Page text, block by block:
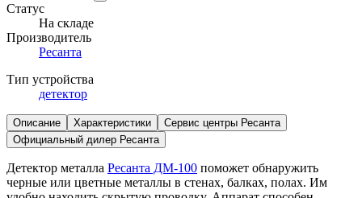
Статус
На складе
Производитель
Ресанта
Тип устройства
детектор
Описание Характеристики
Сервис центры Ресанта
Официальный дилер Ресанта
Детектор металла Ресанта ДМ-100 поможет обнаружить
черные или цветные металлы в стенах, балках, полах. Им